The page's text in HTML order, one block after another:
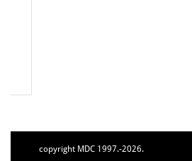
copyright MDC 1997.-2026.